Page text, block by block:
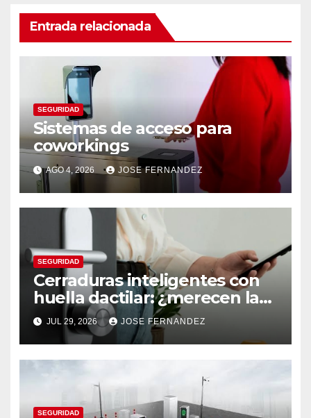
Entrada relacionada
SEGURIDAD
Sistemas de acceso para
coworkings
AGO 4, 2026 JOSE FERNANDEZ
SEGURIDAD
Cerraduras inteligentes con
huella dactilar: ¿merecen la
pena?
JUL 29, 2026 JOSE FERNANDEZ
SEGURIDAD